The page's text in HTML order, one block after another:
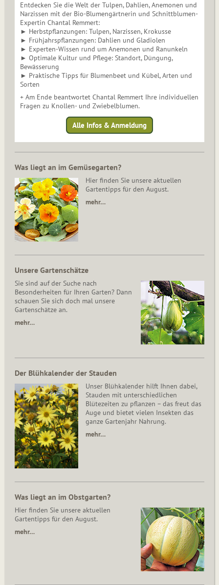
Entdecken Sie die Welt der Tulpen, Dahlien, Anemonen und
Narzissen mit der Bio-Blumengärtnerin und Schnittblumen-
Expertin Chantal Remmert:
► Herbstpflanzungen: Tulpen, Narzissen, Krokusse
► Frühjahrspflanzungen: Dahlien und Gladiolen
► Experten-Wissen rund um Anemonen und Ranunkeln
► Optimale Kultur und Pflege: Standort, Düngung,
Bewässerung
► Praktische Tipps für Blumenbeet und Kübel, Arten und
Sorten
+ Am Ende beantwortet Chantal Remmert Ihre individuellen
Fragen zu Knollen- und Zwiebelblumen.
Alle Infos & Anmeldung
Was liegt an im Gemüsegarten?
Hier finden Sie unsere aktuellen
Gartentipps für den August.
mehr…
Unsere Gartenschätze
Sie sind auf der Suche nach
Besonderheiten für Ihren Garten? Dann
schauen Sie sich doch mal unsere
Gartenschätze an.
mehr…
Der Blühkalender der Stauden
Unser Blühkalender hilft Ihnen dabei,
Stauden mit unterschiedlichen
Blütezeiten zu pflanzen – das freut das
Auge und bietet vielen Insekten das
ganze Gartenjahr Nahrung.
mehr…
Was liegt an im Obstgarten?
Hier finden Sie unsere aktuellen
Gartentipps für den August.
mehr…